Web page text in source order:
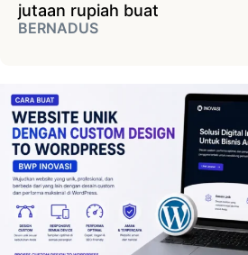
jutaan rupiah buat
BERNADUS